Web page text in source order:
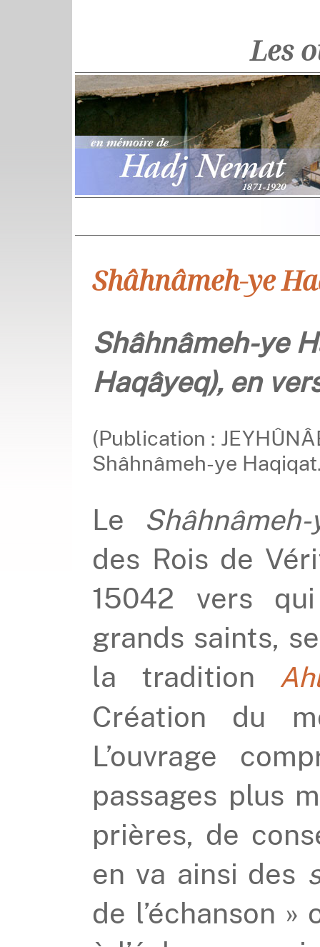
Les
Shâhnâmeh-ye
Shâhnâmeh-ye
Haqâyeq), en
(Publication :
Shâhnâmeh-ye
Le
des Rois de
15042 vers
grands saints,
la tradition
Création du
L’ouvrage
passages plus
prières, de
en va ainsi des
de l’échanson